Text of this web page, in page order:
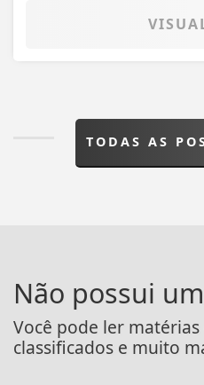
TODAS AS
Não possui
Você pode ler
classificados e muito